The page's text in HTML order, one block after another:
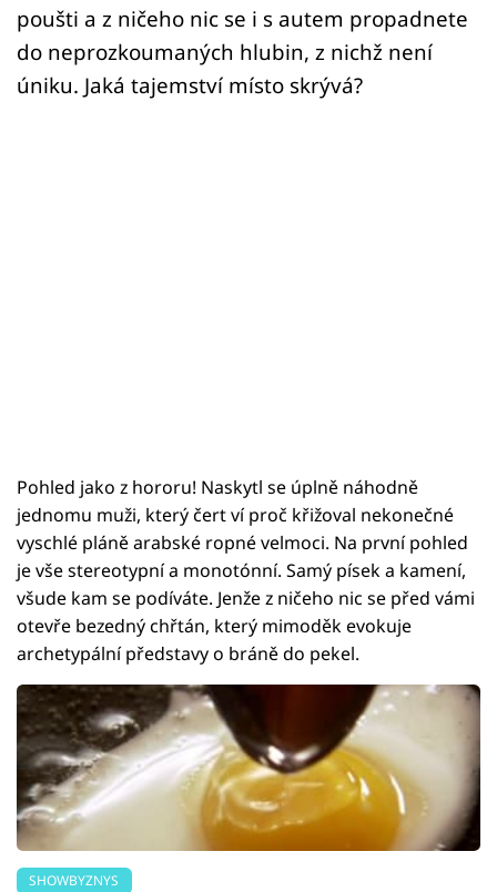
poušti a z ničeho nic se i s autem propadnete
do neprozkoumaných hlubin, z nichž není
úniku. Jaká tajemství místo skrývá?
Pohled jako z hororu! Naskytl se úplně náhodně
jednomu muži, který čert ví proč křižoval nekonečné
vyschlé pláně arabské ropné velmoci. Na první pohled
je vše stereotypní a monotónní. Samý písek a kamení,
všude kam se podíváte. Jenže z ničeho nic se před vámi
otevře bezedný chřtán, který mimoděk evokuje
archetypální představy o bráně do pekel.
SHOWBYZNYS